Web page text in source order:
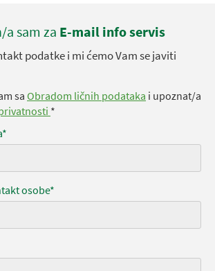
a sam za E-mail info servis
podatke i mi ćemo Vam se javiti
saObradom ličnih podataka i upoznat/a
*
osobe*